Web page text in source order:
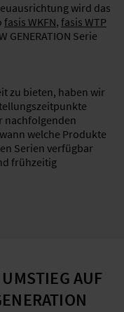
wird das
fasis WKFN, fasis WTP
GENERATION Serie
zu bieten, haben wir
nachfolgenden
welche Produkte
Serien verfügbar
frühzeitig
AUF